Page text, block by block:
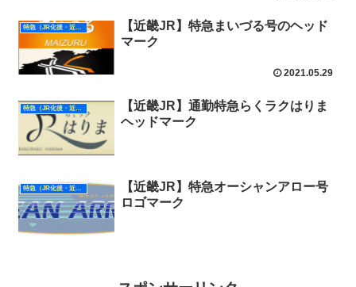
特急（JR化後・近畿）
【近畿JR】特急まいづる号のヘッド
マーク
2021.05.29
【近畿JR】通勤特急らくラクはりま
ヘッドマーク
特急（JR化後・近畿）
【近畿JR】特急オーシャンアロー号
ロゴマーク